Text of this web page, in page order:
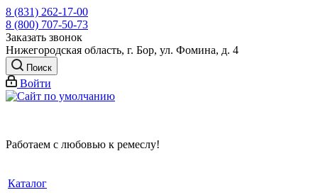
8 (831) 262-17-00
8 (800) 707-50-73
Заказать звонок
Нижегородская область, г. Бор, ул. Фомина, д. 4
Поиск
Войти
Работаем с любовью к ремеслу!
Каталог